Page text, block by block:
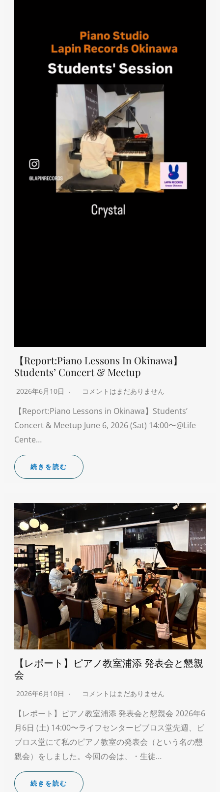
【Report:Piano Lessons In Okinawa】
Students’ Concert & Meetup
2026年6月10日 コメントはまだありません
【Report:Piano Lessons in Okinawa】Students’
Concert & Meetup June 6, 2026 (Sat) 14:00〜@Life
Cente…
続きを読む
【レポート】ピアノ教室浦添 発表会と懇親
会
2026年6月10日 コメントはまだありません
【レポート】ピアノ教室浦添 発表会と懇親会 2026年6
月6日 (土) 14:00〜ライフセンタービブロス堂先週、ビ
ブロス堂にて私のピアノ教室の発表会（という名の懇
親会）をしました。今回の会は、・生徒…
続きを読む